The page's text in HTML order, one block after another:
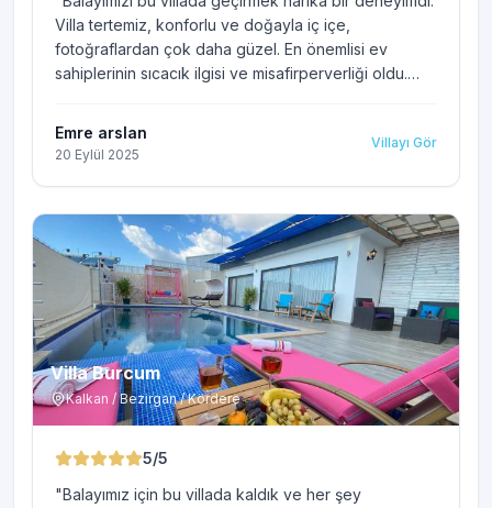
Villa tertemiz, konforlu ve doğayla iç içe,
fotoğraflardan çok daha güzel. En önemlisi ev
sahiplerinin sıcacık ilgisi ve misafirperverliği oldu.
Emre arslan
20 Eylül 2025
Villayı Gör
Villa Burcum
Kalkan / Bezirgan / Kördere
5/5
"Balayımız için bu villada kaldık ve her şey